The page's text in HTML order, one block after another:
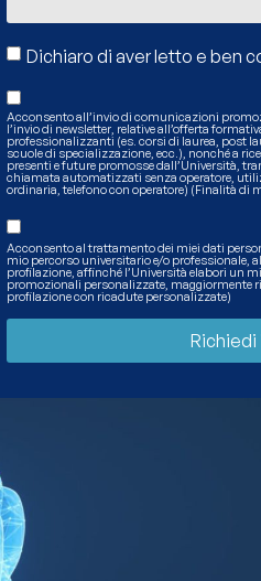
Dichiaro di aver letto e ben
Acconsento all’invio di comunicazioni
l’invio di newsletter, relative all’offerta
professionalizzanti (es. corsi di laurea, post
scuole di specializzazione, ecc.), nonché a
presenti e future promosse dall’Università,
chiamata automatizzati senza operatore,
ordinaria, telefono con operatore) (Finalità di
Acconsento al trattamento dei miei dati
mio percorso universitario e/o professionale,
profilazione, affinché l’Università elabori un
promozionali personalizzate, maggiormente
profilazione con ricadute personalizzate)